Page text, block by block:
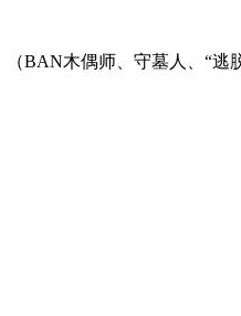
BAN木偶师、守墓人、“逃